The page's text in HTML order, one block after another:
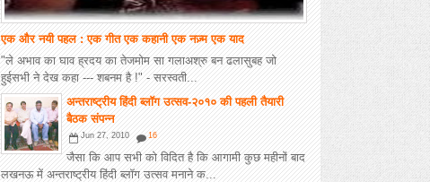
एक और नयी पहल : एक गीत एक कहानी एक नज़्म एक याद
"ले अभाव का घाव ह्रदय का तेजमोम सा गलाअश्रु बन ढलासुबह जो
हुईसभी ने देख कहा --- शबनम है !" - सरस्वती...
अन्तराष्ट्रीय हिंदी ब्लॉग उत्सव-२०१० की पहली तैयारी
बैठक संपन्न
Jun 27, 2010 16
जैसा कि आप सभी को विदित है कि आगामी कुछ महीनों बाद
लखनऊ में अन्तराष्ट्रीय हिंदी ब्लॉग उत्सव मनाने क...